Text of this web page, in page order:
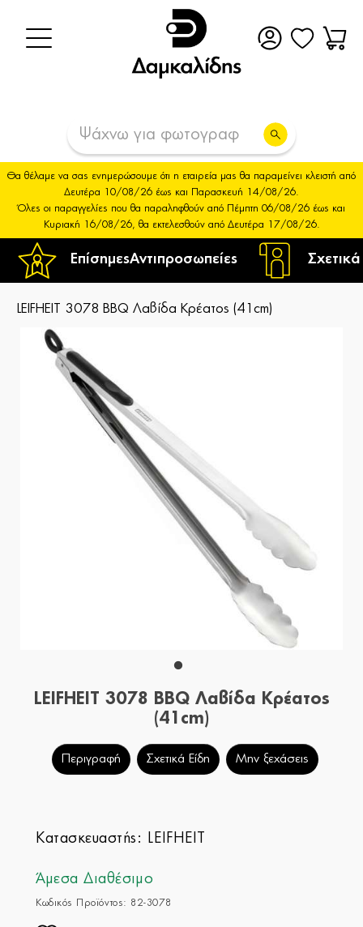
ΕπίσημεςΑντιπροσωπείες
Θα θέλαμε να σας ενημερώσουμε ότι η εταιρεία μας θα παραμείνει κλειστή από
Δευτέρα 10/08/26 έως και Παρασκευή 14/08/26.
Όλες οι παραγγελίες που θα παραληφθούν από Πέμπτη 06/08/26 έως και
Κυριακή 16/08/26, θα εκτελεσθούν από Δευτέρα 17/08/26.
LEIFHEIT 3078 BBQ Λαβίδα Κρέατος (41cm)
LEIFHEIT 3078 BBQ Λαβίδα Κρέατος
(41cm)
Περιγραφή Σχετικά Είδη Μην ξεχάσεις
Κατασκευαστής: LEIFHEIT
Άμεσα Διαθέσιμο
Κωδικός Προϊόντος: 82-3078